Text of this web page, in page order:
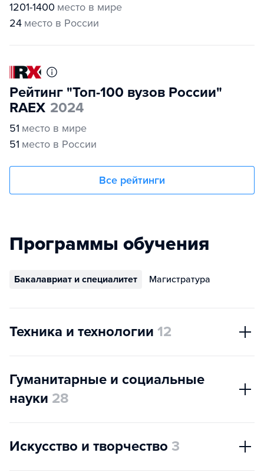
1201-1400 место в мире
24 место в России
Рейтинг "Топ-100 вузов России"
RAEX 2024
51 место в мире
51 место в России
Все рейтинги
Программы обучения
Бакалавриат и специалитет Магистратура
Техника и технологии 12
Гуманитарные и социальные
науки 28
Искусство и творчество 3